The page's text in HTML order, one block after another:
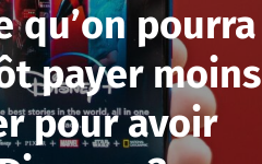
qu’on pourra
payer moins
pour avoir